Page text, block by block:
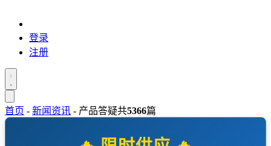
登录
注册
首页 - 新闻资讯 - 产品答疑共5366篇